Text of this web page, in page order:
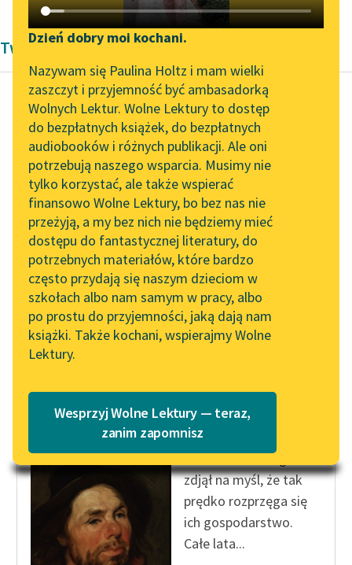
Katalog DAISY
Podkasty o książkach
Zgłoś brak utworu
Aktualności
„Prokurator Alicja Horn”
do słuchania
Byliśmy częścią AI Impact
Lab
Zapraszamy na spotkanie
online z tłumaczkami
literatury skandynawskiej
Spotkanie z Katarzyną
Tunkiel w Oslo
102. lata temu zmarł
Joseph Conrad
Lektury szkolne i klasyka
literatury do słuchania dla
uczennic i uczniów z
niepełnosprawnościami
E-kolekcja lektur
szkolnych i literatury do
słuchania dla uczennic i
Narzędzia
Mapa Wolnych Lektur
Leśmianator
Przewodnik dla piszących i
czytających
API
OAI-PMH
Widget Wolnych Lektur
Przypisy
Katalog w formacie PDF
Dzień dobry moi kochani.
Nazywam się Paulina Holtz i mam wielki
zaszczyt i przyjemność być ambasadorką
Wolnych Lektur. Wolne Lektury to dostęp
do bezpłatnych książek, do bezpłatnych
audiobooków i różnych publikacji. Ale oni
potrzebują naszego wsparcia. Musimy nie
tylko korzystać, ale także wspierać
finansowo Wolne Lektury, bo bez nas nie
przeżyją, a my bez nich nie będziemy mieć
dostępu do fantastycznej literatury, do
potrzebnych materiałów, które bardzo
często przydają się naszym dzieciom w
szkołach albo nam samym w pracy, albo
po prostu do przyjemności, jaką dają nam
książki. Także kochani, wspierajmy Wolne
Lektury.
Wesprzyj Wolne Lektury — teraz,
zanim zapomnisz
Twórczość Bolesław Prus
Bolesław Prus
Placówka
I w tej chwili coś mu do
serca szeptało: „Ojcze,
ojcze! żebyś ty był
górę...
Czytaj więcej
Placówka
Zarazem strach go
zdjął na myśl, że tak
prędko rozprzęga się
ich gospodarstwo.
Całe lata...